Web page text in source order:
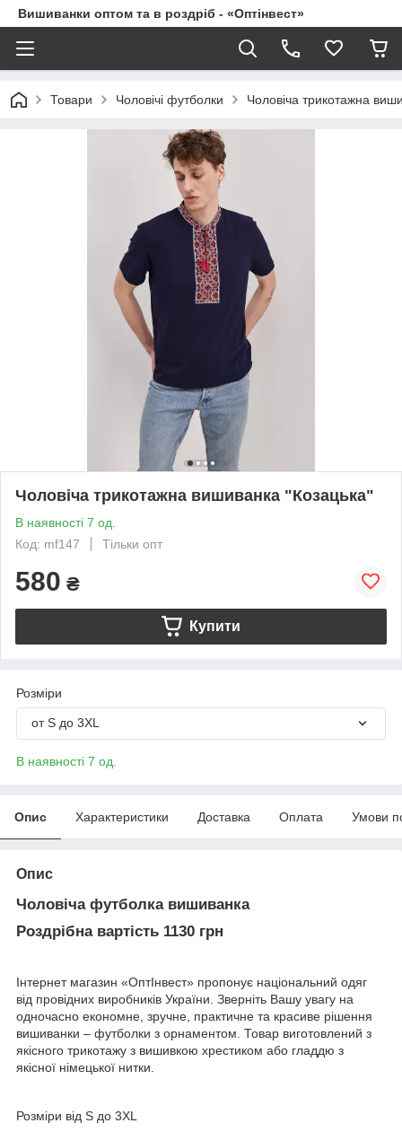
Вишиванки оптом та в роздріб - «Оптінвест»
Товари Чоловічі футболки Чоловіча трикотажна
Чоловіча трикотажна вишиванка "Козацька"
В наявності 7 од.
Код: mf147
Тільки опт
580 ₴
Купити
Розміри
от S до 3XL
В наявності 7 од.
Опис Характеристики Доставка Оплата Умови
Опис
Чоловіча футболка вишиванка
Роздрібна вартість 1130 грн
Інтернет магазин «ОптІнвест» пропонує національний одяг
від провідних виробників України. Зверніть Вашу увагу на
одночасно економне, зручне, практичне та красиве рішення
вишиванки – футболки з орнаментом. Товар виготовлений з
якісного трикотажу з вишивкою хрестиком або гладдю з
якісної німецької нитки.
Розміри від S до 3XL